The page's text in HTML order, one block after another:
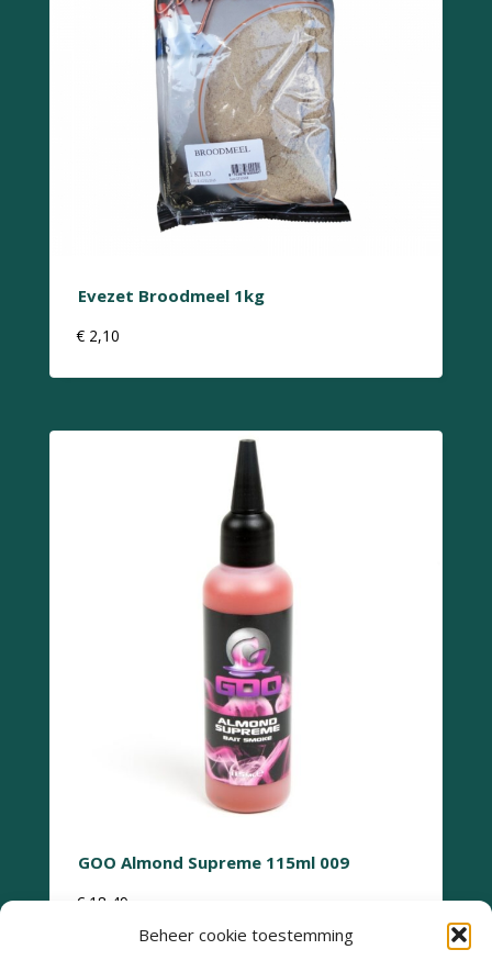
Beheer cookie toestemming
Evezet Broodmeel 1kg
€ 2,10
GOO Almond Supreme 115ml 009
€ 18,49